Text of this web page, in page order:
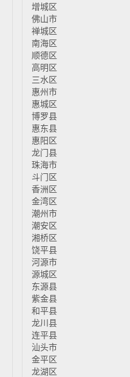
增城区
佛山市
禅城区
南海区
顺德区
高明区
三水区
惠州市
惠城区
博罗县
惠东县
惠阳区
龙门县
珠海市
斗门区
香洲区
金湾区
潮州市
潮安区
湘桥区
饶平县
河源市
源城区
东源县
紫金县
和平县
龙川县
连平县
汕头市
金平区
龙湖区